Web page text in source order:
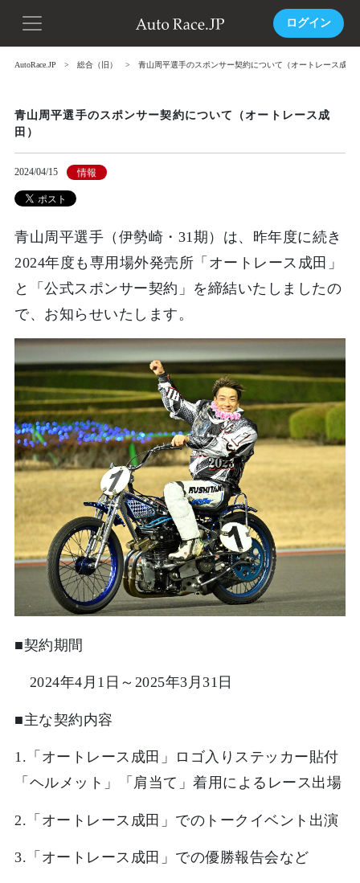
ログイン
AutoRace.JP 総合（旧） 青山周平選手のスポンサー契約について（オートレース成田
青山周平選手のスポンサー契約について（オートレース成
田）
2024/04/15 情報
青山周平選手（伊勢崎・31期）は、昨年度に続き
2024年度も専用場外発売所「オートレース成田」
と「公式スポンサー契約」を締結いたしましたの
で、お知らせいたします。
■契約期間
2024年4月1日～2025年3月31日
■主な契約内容
1.「オートレース成田」ロゴ入りステッカー貼付
「ヘルメット」「肩当て」着用によるレース出場
2.「オートレース成田」でのトークイベント出演
3.「オートレース成田」での優勝報告会など